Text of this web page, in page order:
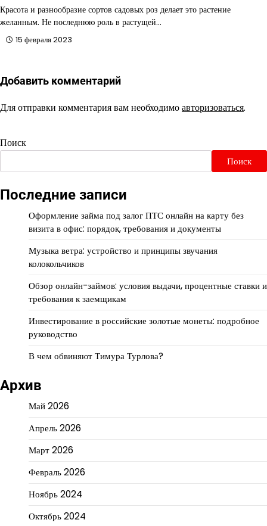
Красота и разнообразие сортов садовых роз делает это растение
желанным. Не последнюю роль в растущей…
15 февраля 2023
Добавить комментарий
Для отправки комментария вам необходимоавторизоваться.
Поиск
Поиск
Последние записи
Оформление займа под залог ПТС онлайн на карту без
визита в офис: порядок, требования и документы
Музыка ветра: устройство и принципы звучания
колокольчиков
Обзор онлайн-займов: условия выдачи, процентные ставки и
требования к заемщикам
Инвестирование в российские золотые монеты: подробное
руководство
В чем обвиняют Тимура Турлова?
Архив
Май 2026
Апрель 2026
Март 2026
Февраль 2026
Ноябрь 2024
Октябрь 2024